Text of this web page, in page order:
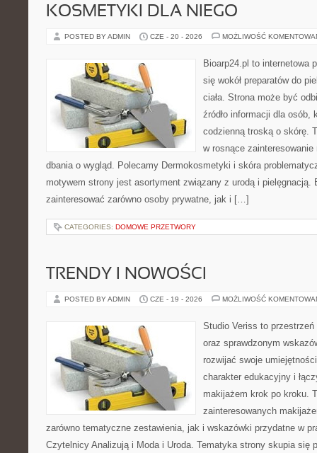
KOSMETYKI DLA NIEGO
POSTED BY ADMIN CZE - 20 - 2026 MOŻLIWOŚĆ
Bioarp24.pl to internetowa
się wokół preparatów do
ciała. Strona może być
źródło informacji dla osób,
codzienną troską o skórę.
w rosnące
dbania o wygląd. Polecamy Dermokosmetyki i skóra
motywem strony jest asortyment związany z urodą i pielęgnacją.
zainteresować zarówno osoby prywatne, jak i […]
CATEGORIES: DOMOWE PRZETWORY
TRENDY I NOWOŚCI
POSTED BY ADMIN CZE - 19 - 2026 MOŻLIWOŚĆ
Studio Veriss to
oraz sprawdzonym
rozwijać swoje
charakter edukacyjny i
makijażem krok po kroku.
zainteresowanych
zarówno tematyczne zestawienia, jak i wskazówki przydatne w
Czytelnicy Analizują i Moda i Uroda. Tematyka strony skupia się